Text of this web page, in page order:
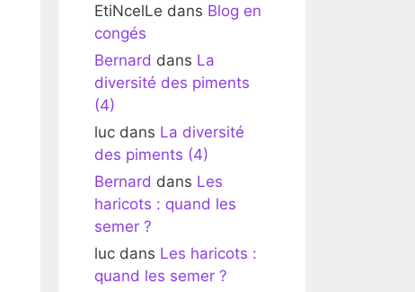
EtiNcelLe dans Blog en
congés
Bernard dans La
diversité des piments
(4)
luc dans La diversité
des piments (4)
Bernard dans Les
haricots : quand les
semer ?
luc dans Les haricots :
quand les semer ?